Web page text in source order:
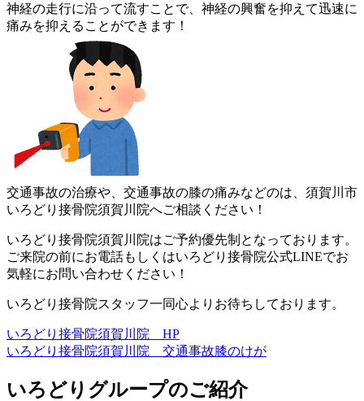
神経の走行に沿って流すことで、神経の興奮を抑えて迅速に
痛みを抑えることができます！
交通事故の治療や、交通事故の膝の痛みなどのは、須賀川市
いろどり接骨院須賀川院へご相談ください！
いろどり接骨院須賀川院はご予約優先制となっております。
ご来院の前にお電話もしくはいろどり接骨院公式LINEでお
気軽にお問い合わせください！
いろどり接骨院スタッフ一同心よりお待ちしております。
いろどり接骨院須賀川院 HP
いろどり接骨院須賀川院 交通事故膝のけが
いろどりグループのご紹介